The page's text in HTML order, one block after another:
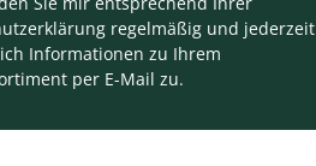
regelmäßig und jederzeit
Informationen zu Ihrem
per E-Mail zu.